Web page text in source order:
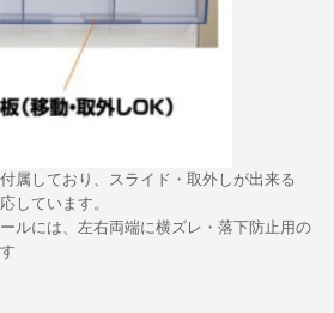
属しており、スライド・取外しが出来る
しています。
ルには、左右両端に横ズレ・落下防止用の